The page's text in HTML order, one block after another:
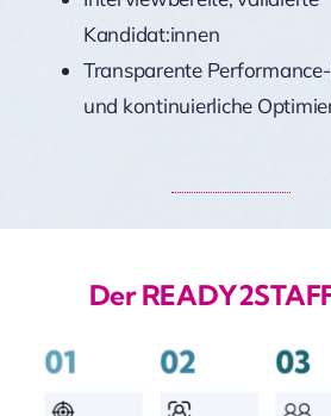
Kandidat:innen
Transparente
und kontinuierliche
Der